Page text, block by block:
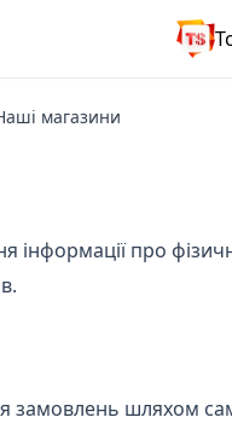
магазини
інформації про
замовлень шляхом